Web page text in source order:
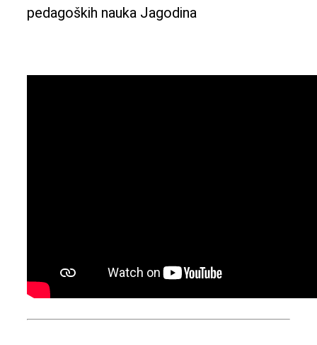
pedagoških nauka Jagodina